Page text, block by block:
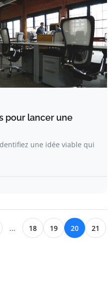
pour lancer une
une idée viable qui
... 18 19 20 21